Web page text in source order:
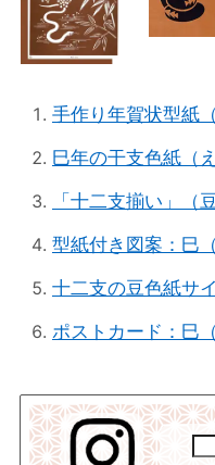
手作り年賀状型紙
巳年の干支色紙（
「十二支揃い」（
型紙付き図案：巳
十二支の豆色紙サ
ポストカード：巳